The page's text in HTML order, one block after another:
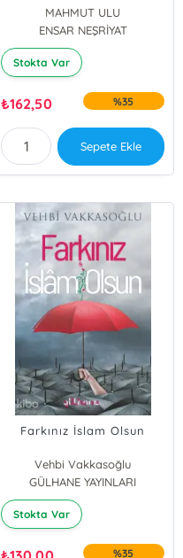
MAHMUT ULU
ENSAR NEŞRİYAT
Stokta Var
₺162,50 %35
Sepete Ekle
Farkınız İslam Olsun
Vehbi Vakkasoğlu
GÜLHANE YAYINLARI
Stokta Var
%35